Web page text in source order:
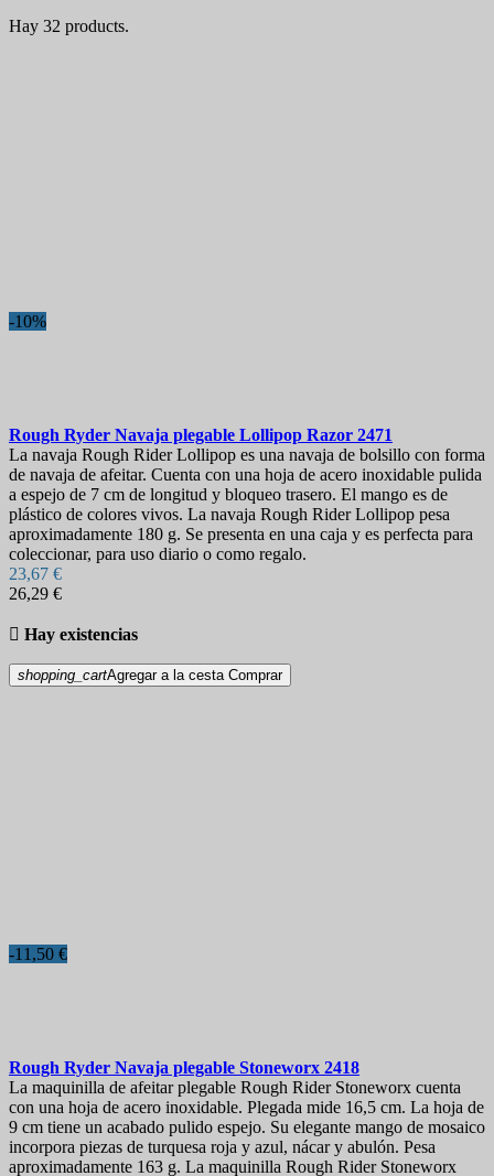
En stock
Longitud de la hoja
Pais
Acero
Mango
Bloqueo
Hay 32 products.
-10%
Rough Ryder Navaja plegable Lollipop Razor 2471
La navaja Rough Rider Lollipop es una navaja de bolsillo con forma
de navaja de afeitar. Cuenta con una hoja de acero inoxidable pulida
a espejo de 7 cm de longitud y bloqueo trasero. El mango es de
plástico de colores vivos. La navaja Rough Rider Lollipop pesa
aproximadamente 180 g. Se presenta en una caja y es perfecta para
coleccionar, para uso diario o como regalo.
23,67 €
26,29 €
 Hay existencias
shopping_cartAgregar a la cesta Comprar
-11,50 €
Rough Ryder Navaja plegable Stoneworx 2418
La maquinilla de afeitar plegable Rough Rider Stoneworx cuenta
con una hoja de acero inoxidable. Plegada mide 16,5 cm. La hoja de
9 cm tiene un acabado pulido espejo. Su elegante mango de mosaico
incorpora piezas de turquesa roja y azul, nácar y abulón. Pesa
aproximadamente 163 g. La maquinilla Rough Rider Stoneworx